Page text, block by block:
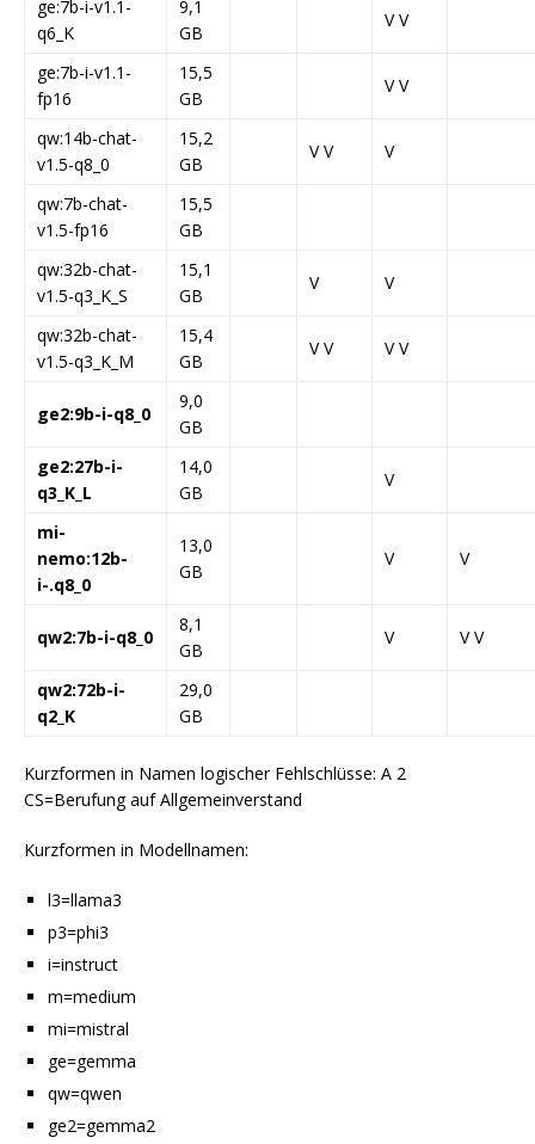
ge:7b-i-v1.1-
q6_K
9,1
GB
V V
ge:7b-i-v1.1-
fp16
15,5
GB
V V
qw:14b-chat-
v1.5-q8_0
15,2
GB
V V V
qw:7b-chat-
v1.5-fp16
15,5
GB
qw:32b-chat-
v1.5-q3_K_S
15,1
GB
V V
qw:32b-chat-
v1.5-q3_K_M
15,4
GB
V V V V
ge2:9b-i-q8_0
9,0
GB
ge2:27b-i-
q3_K_L
14,0
GB
V
mi-
nemo:12b-
i-.q8_0
13,0
GB
V V
qw2:7b-i-q8_0
8,1
GB
V V V
qw2:72b-i-
q2_K
29,0
GB
Kurzformen in Namen logischer Fehlschlüsse: A 2
CS=Berufung auf Allgemeinverstand
Kurzformen in Modellnamen:
l3=llama3
p3=phi3
i=instruct
m=medium
mi=mistral
ge=gemma
qw=qwen
ge2=gemma2